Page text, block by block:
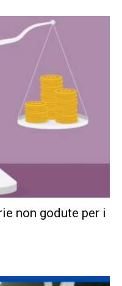
non godute per i